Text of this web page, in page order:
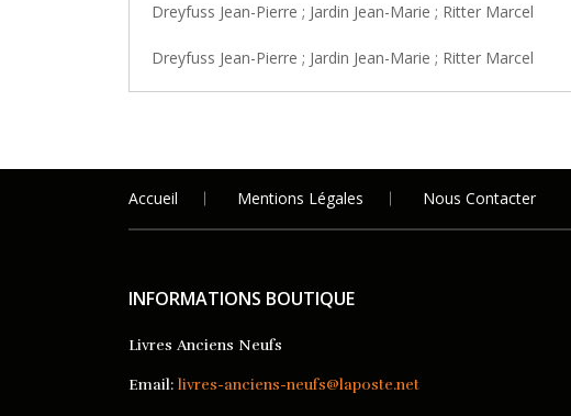
Dreyfuss Jean-Pierre ; Jardin Jean-Marie ; Ritter Marcel
Dreyfuss Jean-Pierre ; Jardin Jean-Marie ; Ritter Marcel
Accueil Mentions Légales Nous Contacter
INFORMATIONS BOUTIQUE
Livres Anciens Neufs
Email: livres-anciens-neufs@laposte.net